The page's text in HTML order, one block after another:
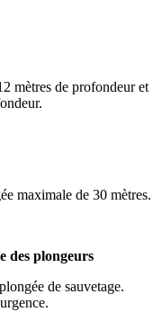
mètres de profondeur et
maximale de 30 mètres.
des plongeurs
de sauvetage.